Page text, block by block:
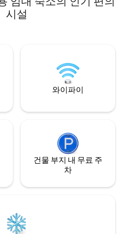
산을 탐험하실
소중한 사람들
는 아늑한 공간
만날 수 있습니다. 40분 거리에 있는 뛰어난
이 펼쳐진 지역입
야생동물을 관찰하
시설
와이파이
건물 부지 내 무료 주
차